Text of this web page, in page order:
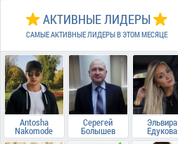
АКТИВНЫЕ ЛИДЕРЫ
САМЫЕ АКТИВНЫЕ ЛИДЕРЫ В ЭТОМ МЕСЯЦЕ
Antosha
Nakomode
Серегей
Болышев
Эльвира
Едукова